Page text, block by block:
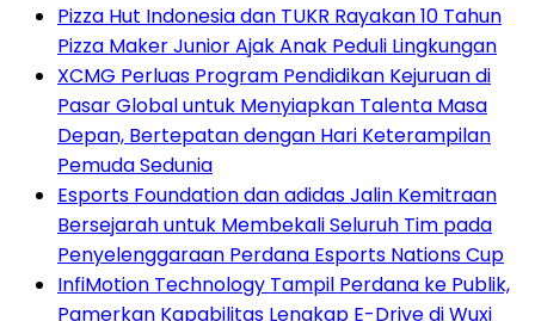
Pizza Hut Indonesia dan TUKR Rayakan 10 Tahun
Pizza Maker Junior Ajak Anak Peduli Lingkungan
XCMG Perluas Program Pendidikan Kejuruan di
Pasar Global untuk Menyiapkan Talenta Masa
Depan, Bertepatan dengan Hari Keterampilan
Pemuda Sedunia
Esports Foundation dan adidas Jalin Kemitraan
Bersejarah untuk Membekali Seluruh Tim pada
Penyelenggaraan Perdana Esports Nations Cup
InfiMotion Technology Tampil Perdana ke Publik,
Pamerkan Kapabilitas Lengkap E-Drive di Wuxi